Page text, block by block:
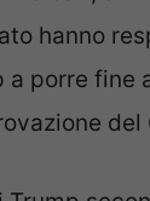
hanno
porre fine
del